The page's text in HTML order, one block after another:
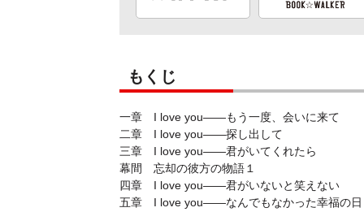
もくじ
一章 I love you――もう一度、会いに来て
二章 I love you――探し出して
三章 I love you――君がいてくれたら
幕間 忘却の彼方の物語１
四章 I love you――君がいないと笑えない
五章 I love you――なんでもなかった幸福の日